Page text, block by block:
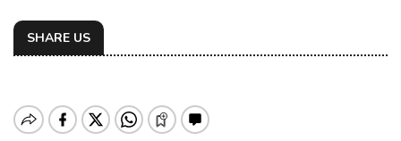
SHARE US